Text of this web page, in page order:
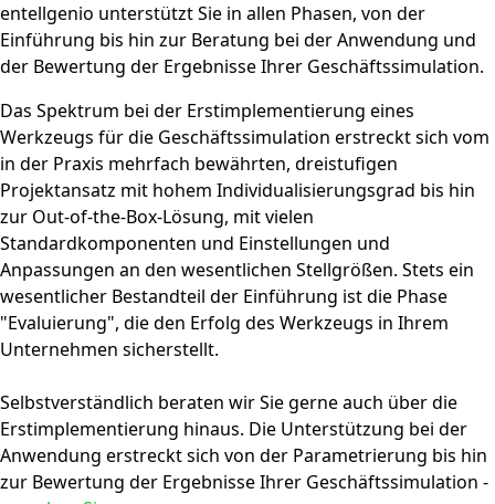
entellgenio unterstützt Sie in allen Phasen, von der
Einführung bis hin zur Beratung bei der Anwendung und
der Bewertung der Ergebnisse Ihrer Geschäftssimulation.
Das Spektrum bei der Erstimplementierung eines
Werkzeugs für die Geschäftssimulation erstreckt sich vom
in der Praxis mehrfach bewährten, dreistufigen
Projektansatz mit hohem Individualisierungsgrad bis hin
zur Out-of-the-Box-Lösung, mit vielen
Standardkomponenten und Einstellungen und
Anpassungen an den wesentlichen Stellgrößen. Stets ein
wesentlicher Bestandteil der Einführung ist die Phase
"Evaluierung", die den Erfolg des Werkzeugs in Ihrem
Unternehmen sicherstellt.
Selbstverständlich beraten wir Sie gerne auch über die
Erstimplementierung hinaus. Die Unterstützung bei der
Anwendung erstreckt sich von der Parametrierung bis hin
zur Bewertung der Ergebnisse Ihrer Geschäftssimulation -